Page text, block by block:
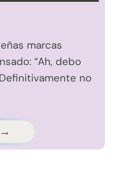
marcas
“Ah, debo
no
→